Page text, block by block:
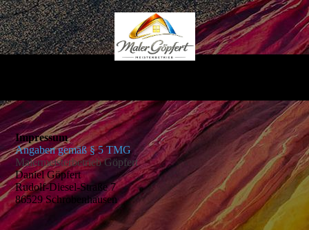
Impressum
Angaben gemäß § 5 TMG
Malermeisterbetrieb Göpfert
Daniel Göpfert
Rudolf-Diesel-Straße 7
86529 Schrobenhausen